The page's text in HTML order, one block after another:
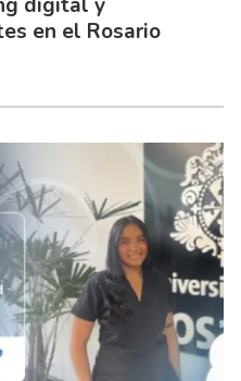
en el Rosario